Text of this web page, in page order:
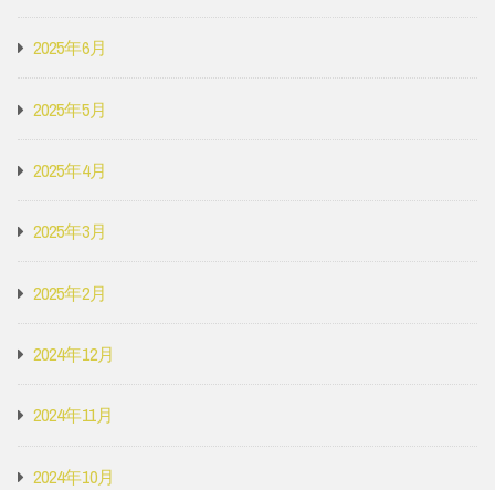
2025年6月
2025年5月
2025年4月
2025年3月
2025年2月
2024年12月
2024年11月
2024年10月